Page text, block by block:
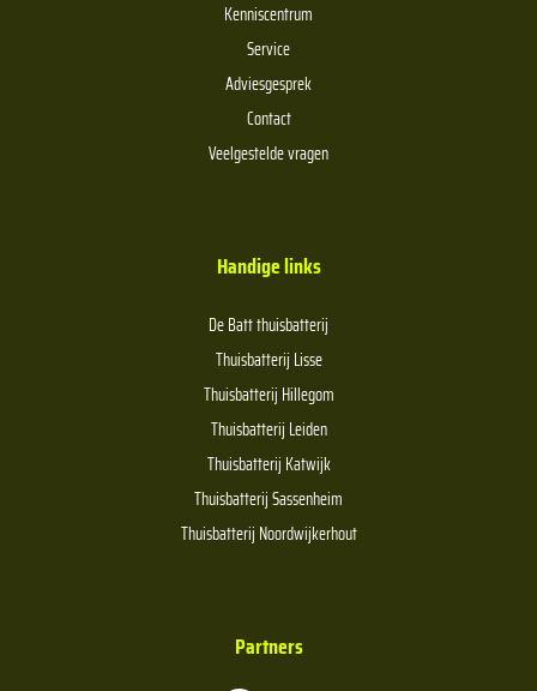
Kenniscentrum
Service
Adviesgesprek
Contact
Veelgestelde vragen
Handige links
De Batt thuisbatterij
Thuisbatterij Lisse
Thuisbatterij Hillegom
Thuisbatterij Leiden
Thuisbatterij Katwijk
Thuisbatterij Sassenheim
Thuisbatterij Noordwijkerhout
Partners